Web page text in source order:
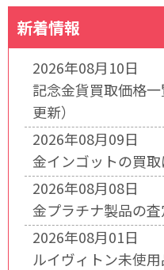
新着情報
2026年08月10日
記念金貨買取価格
更新）
2026年08月09日
金インゴットの買取
2026年08月08日
金プラチナ製品の
2026年08月01日
ルイヴィトン未使